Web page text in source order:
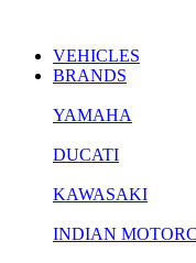
VEHICLES
BRANDS
YAMAHA
DUCATI
KAWASAKI
INDIAN